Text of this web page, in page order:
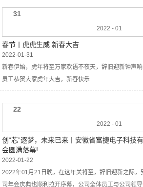
31
2022 - 01
春节丨虎虎生威 新春大吉
2022-01-31
新春伊始，虎年将至万家欢语不夜天，辞旧迎新钟声
员工恭贺大家虎年大吉，新春快乐
22
2022 - 01
创“芯”逐梦，未来已来丨安徽省富捷电子科技
会圆满落幕!
2022-01-22
2022年01月21日晚，在这年关将至，辞旧迎新之际，
司年会庆典也顺利拉开序幕，公司全体员工与公司领